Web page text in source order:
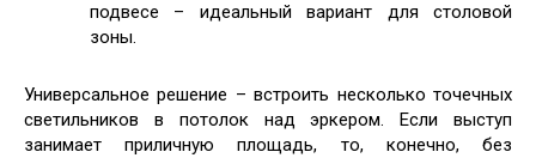
подвесе – идеальный вариант для столовой
зоны.
Универсальное решение – встроить несколько точечных
светильников в потолок над эркером. Если выступ
занимает приличную площадь, то, конечно, без